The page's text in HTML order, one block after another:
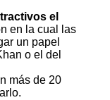
el
en la cual las
un papel
o el del
más de 20